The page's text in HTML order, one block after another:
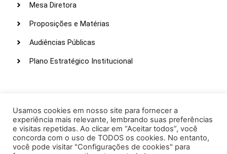
Mesa Diretora
Proposições e Matérias
Audiências Públicas
Plano Estratégico Institucional
Webmail
Intranet
Administração
Usamos cookies em nosso site para fornecer a
experiência mais relevante, lembrando suas preferências
e visitas repetidas. Ao clicar em “Aceitar todos”, você
concorda com o uso de TODOS os cookies. No entanto,
você pode visitar "Configurações de cookies" para